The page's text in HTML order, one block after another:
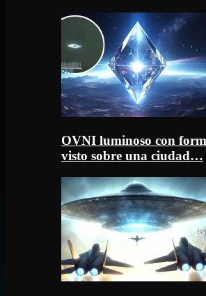
OVNI luminoso con
visto sobre una ciudad…